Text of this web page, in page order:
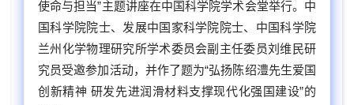
使命与担当”主题讲座在中国科学院学术会堂举行。中
国科学院院士、发展中国家科学院院士、中国科学院
兰州化学物理研究所学术委员会副主任委员刘维民研
究员受邀参加活动，并作了题为“弘扬陈绍澧先生爱国
创新精神 研发先进润滑材料支撑现代化强国建设”的